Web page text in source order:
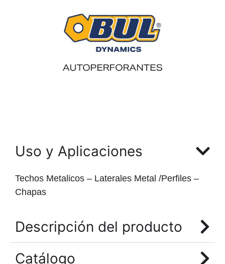
Uso y Aplicaciones
Techos Metalicos – Laterales Metal /Perfiles –
Chapas
Descripción del producto
Catálogo